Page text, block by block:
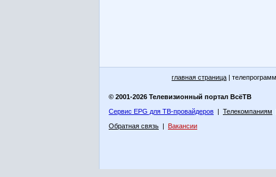
главная страница |
© 2001-2026 Телевизионный портал ВсёТВ
Сервис EPG для ТВ-провайдеров | Телекомпаниям
Обратная связь | Вакансии